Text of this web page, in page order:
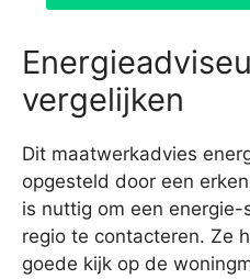
vergelijken
Dit maatwerkadvies
opgesteld door een
is nuttig om een
regio te contacteren. Ze
goede kijk op de